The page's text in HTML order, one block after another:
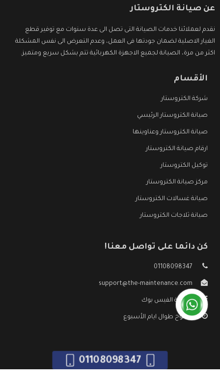
عن صيانة الكتروستار
نقدم لعملائنا خدمات الصيانة التى تصل الى عدة سنوات مع توفير قطع
الغيار الاصلية لضمان جودتها فى العمل، وعدم التعرض الى نفس المشكلة
اكثر من مرة، الصيانة لجميع الاجهزة الكهربائية تتم بشكل سريع ومتميز.
الأقسام
شركة الكتروستار
صيانة الكتروستار الرئيسي
صيانة الكتروستار وعناوينها
ارقام صيانة الكتروستار
توكيل الكتروستار
مركز صيانة الكتروستار
صيانة غسالات الكتروستار
صيانة ثلاجات الكتروستار
كن دائما على تواصل معنا!
01108098347
support@the-maintenance.com
صفحة الفيس بوك
مفتوح طوال ايام الأسبوع
01108098347